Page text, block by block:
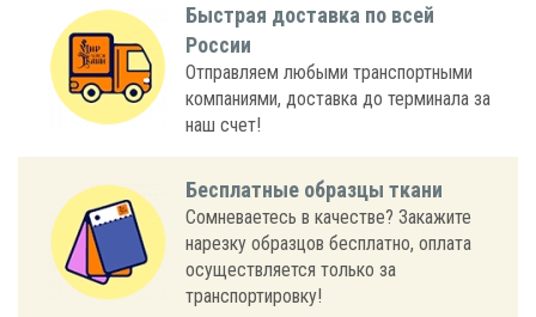
Быстрая доставка по всей
России
Отправляем любыми транспортными
компаниями, доставка до терминала за
наш счет!
Бесплатные образцы ткани
Сомневаетесь в качестве? Закажите
нарезку образцов бесплатно, оплата
осуществляется только за
транспортировку!